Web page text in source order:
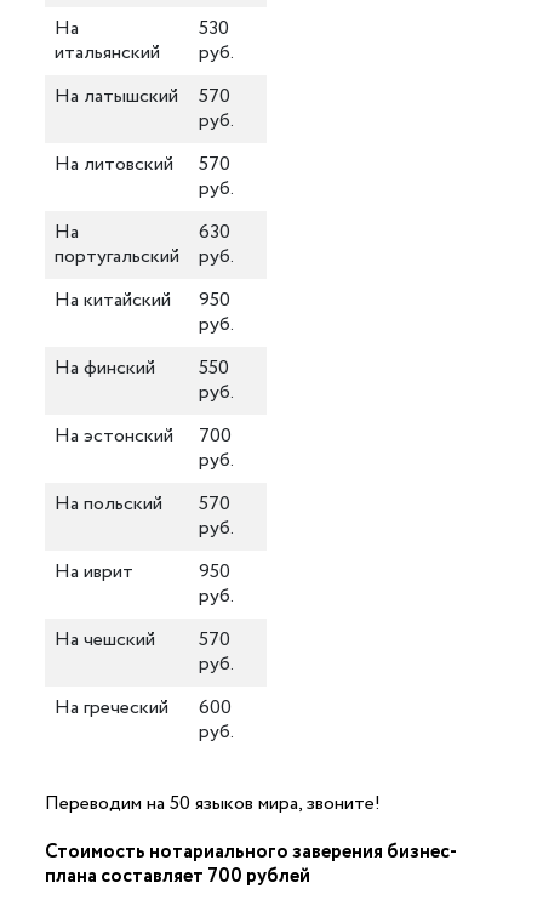
На
итальянский
530
руб.
На латышский
570
руб.
На литовский
570
руб.
На
португальский
630
руб.
На китайский
950
руб.
На финский
550
руб.
На эстонский
700
руб.
На польский
570
руб.
На иврит
950
руб.
На чешский
570
руб.
На греческий
600
руб.
Переводим на 50 языков мира, звоните!
Стоимость нотариального заверения бизнес-
плана составляет 700 рублей